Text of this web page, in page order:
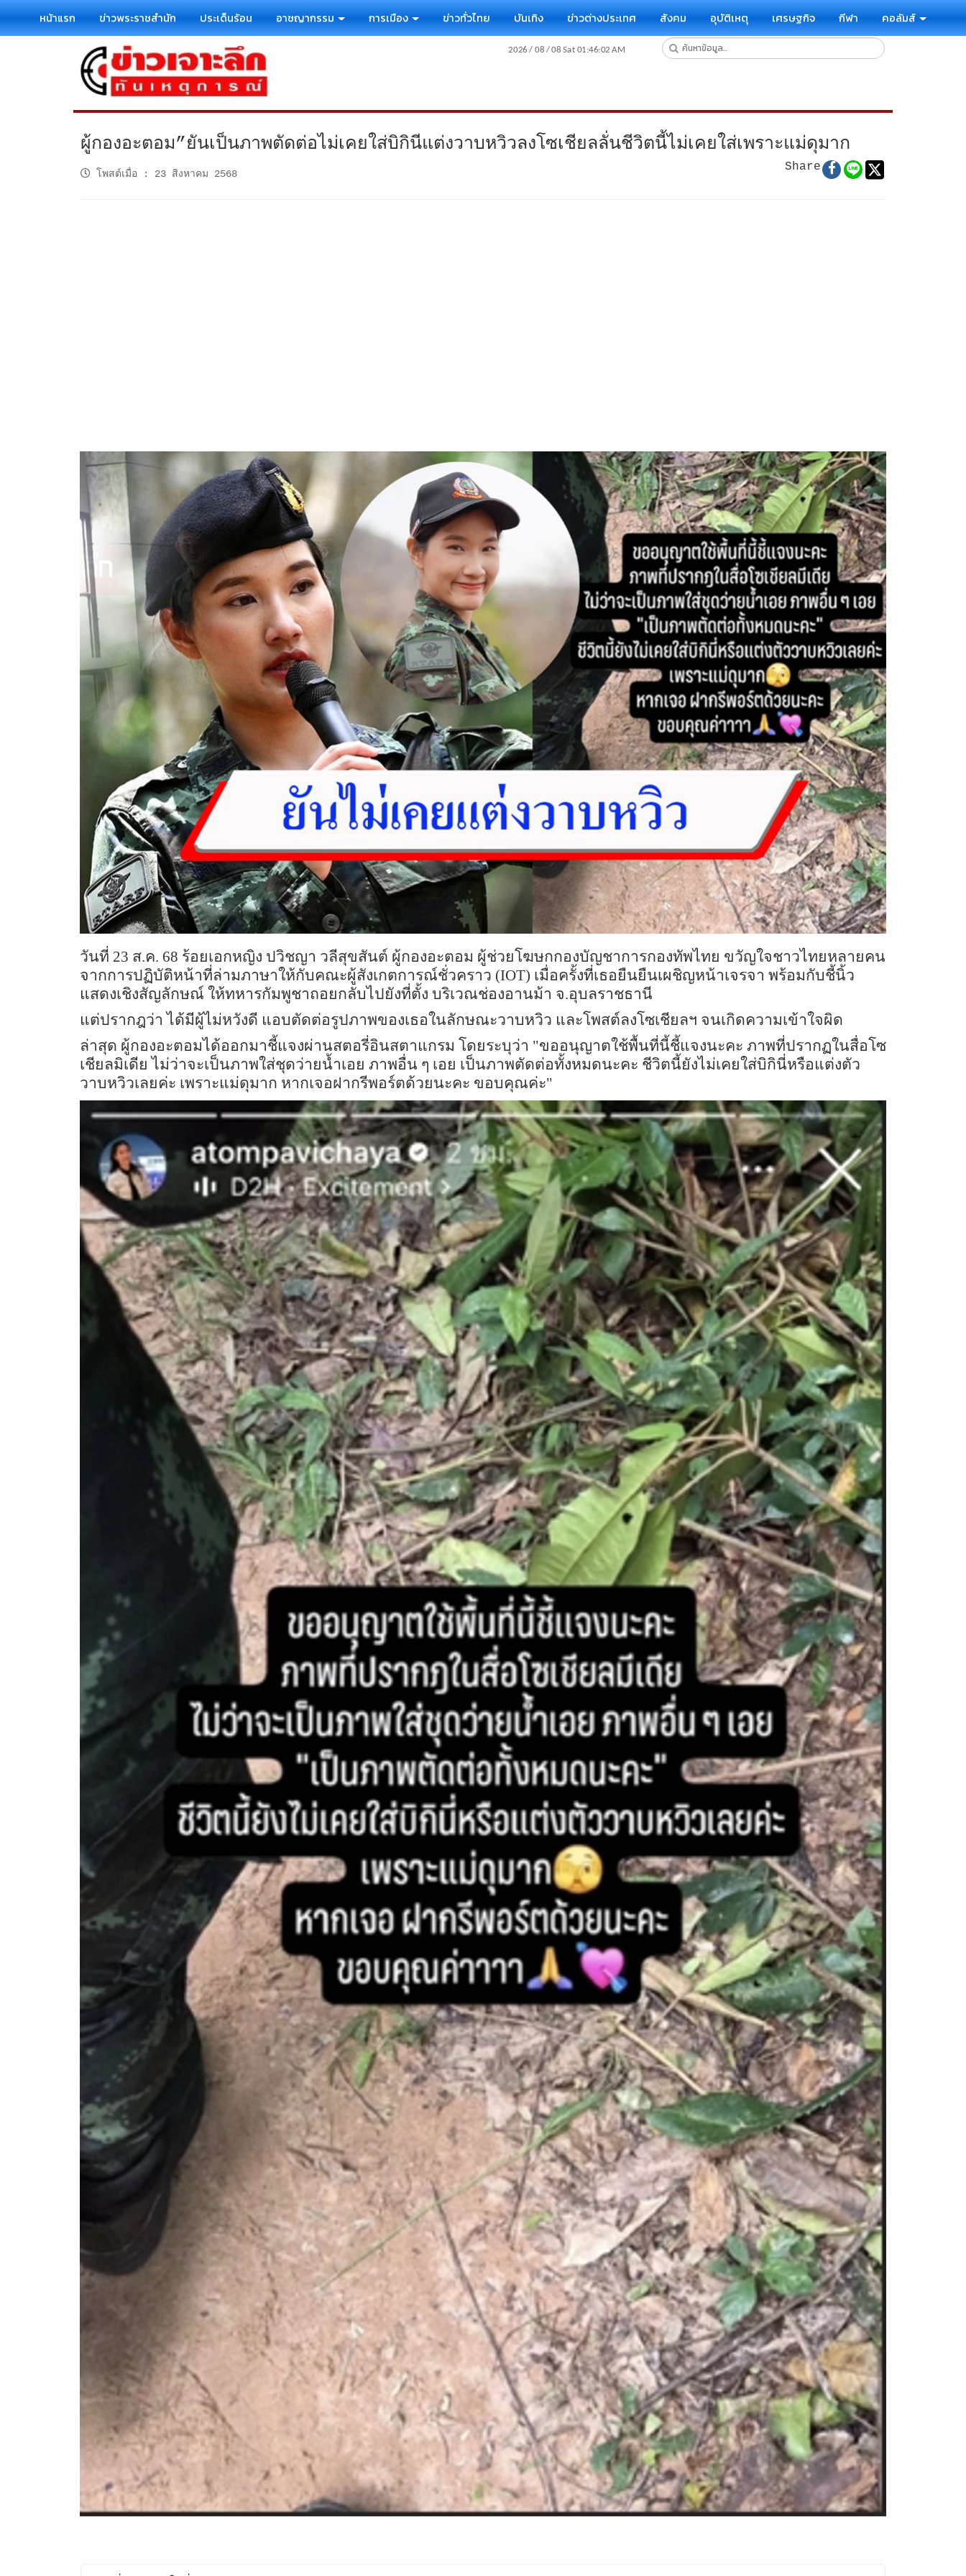
หน้าแรก ข่าวพระราชสำนัก ประเด็นร้อน อาชญากรรม การเมือง ข่าวทั่วไทย บันเทิง ข่าวต่างประเทศ สังคม อุบัติเหตุ เศรษฐกิจ กีฬา คอลัมส์
ผู้กองอะตอม”ยันเป็นภาพตัดต่อไม่เคยใส่บิกินีแต่งวาบหวิวลงโซเชียลลั่นชีวิตนี้ไม่เคยใส่เพราะแม่ดุมาก
โพสต์เมื่อ : 23 สิงหาคม 2568
Share
วันที่ 23 ส.ค. 68 ร้อยเอกหญิง ปวิชญา วลีสุขสันต์ ผู้กองอะตอม ผู้ช่วยโฆษกกองบัญชาการกองทัพไทย ขวัญใจชาวไทยหลายคน
จากการปฏิบัติหน้าที่ล่ามภาษาให้กับคณะผู้สังเกตการณ์ชั่วคราว (IOT) เมื่อครั้งที่เธอยืนยืนเผชิญหน้าเจรจา พร้อมกับชี้นิ้ว
แสดงเชิงสัญลักษณ์ ให้ทหารกัมพูชาถอยกลับไปยังที่ตั้ง บริเวณช่องอานม้า จ.อุบลราชธานี
แต่ปรากฎว่า ได้มีผู้ไม่หวังดี แอบตัดต่อรูปภาพของเธอในลักษณะวาบหวิว และโพสต์ลงโซเชียลฯ จนเกิดความเข้าใจผิด
ล่าสุด ผู้กองอะตอมได้ออกมาชี้แจงผ่านสตอรี่อินสตาแกรม โดยระบุว่า "ขออนุญาตใช้พื้นที่นี้ชี้แจงนะคะ ภาพที่ปรากฏในสื่อโซ
เชียลมิเดีย ไม่ว่าจะเป็นภาพใส่ชุดว่ายน้ำเอย ภาพอื่น ๆ เอย เป็นภาพตัดต่อทั้งหมดนะคะ ชีวิตนี้ยังไม่เคยใส่บิกินี่หรือแต่งตัว
วาบหวิวเลยค่ะ เพราะแม่ดุมาก หากเจอฝากรีพอร์ตด้วยนะคะ ขอบคุณค่ะ"